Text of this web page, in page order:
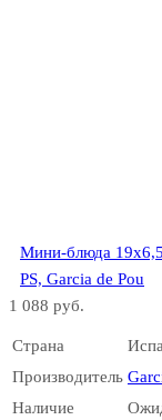
Мини-блюда
PS, Garcia de Pou
1 088 руб.
Страна
Производитель
Наличие